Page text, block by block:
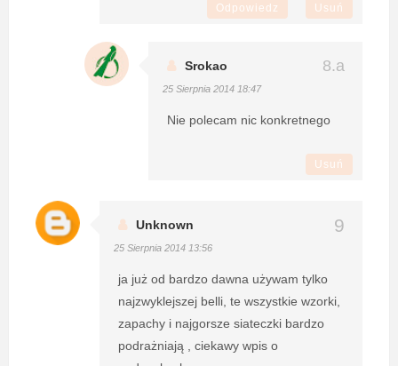
Odpowiedz Usuń
Srokao
25 Sierpnia 2014 18:47
Nie polecam nic konkretnego
Usuń
Unknown
25 Sierpnia 2014 13:56
ja już od bardzo dawna używam tylko
najzwyklejszej belli, te wszystkie wzorki,
zapachy i najgorsze siateczki bardzo
podrażniają , ciekawy wpis o